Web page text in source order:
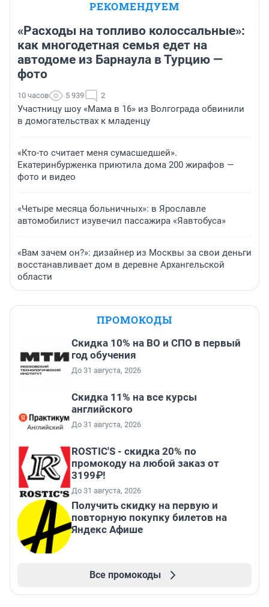
РЕКОМЕНДУЕМ
«Расходы на топливо колоссальные»:
как многодетная семья едет на
автодоме из Барнаула в Турцию —
фото
10 часов 5 939 2
Участницу шоу «Мама в 16» из Волгограда обвинили
в домогательствах к младенцу
«Кто-то считает меня сумасшедшей».
Екатеринбурженка приютила дома 200 жирафов —
фото и видео
«Четыре месяца больничных»: в Ярославле
автомобилист изувечил пассажира «Яавтобуса»
«Вам зачем он?»: дизайнер из Москвы за свои деньги
восстанавливает дом в деревне Архангельской
области
ПРОМОКОДЫ
Скидка 10% на ВО и СПО в первый
год обучения
До 31 августа, 2026
Скидка 11% на все курсы
английского
До 31 августа, 2026
ROSTIC'S - скидка 20% по
промокоду на любой заказ от
3199₽!
До 31 августа, 2026
Получить скидку на первую и
повторную покупку билетов на
Яндекс Афише
Все промокоды